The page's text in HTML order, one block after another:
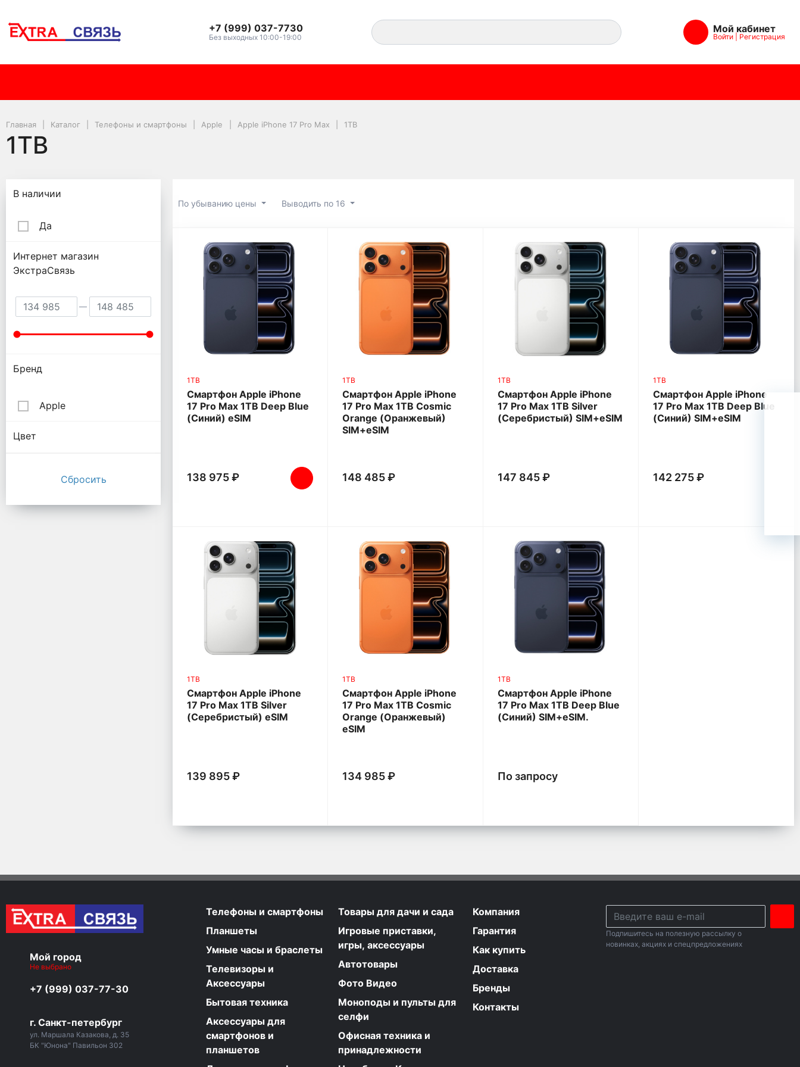
+7 (999) 037-7730
Без выходных 10:00-19:00
Мой кабинет
Войти Регистрация
Главная Каталог Телефоны и смартфоны Apple Apple iPhone 17 Pro Max 1TB
1TB
По убыванию цены Выводить по 16
1TB
Смартфон Apple iPhone
17 Pro Max 1TB Deep Blue
(Синий) eSIM
138 975 ₽
1TB
Смартфон Apple iPhone
17 Pro Max 1TB Cosmic
Orange (Оранжевый)
SIM+eSIM
148 485 ₽
1TB
Смартфон Apple iPhone
17 Pro Max 1TB Silver
(Серебристый) SIM+eSIM
147 845 ₽
1TB
Смартфон Apple iPhone
17 Pro Max 1TB Deep Blue
(Синий) SIM+eSIM
142 275 ₽
1TB
Смартфон Apple iPhone
17 Pro Max 1TB Silver
(Серебристый) eSIM
139 895 ₽
1TB
Смартфон Apple iPhone
17 Pro Max 1TB Cosmic
Orange (Оранжевый)
eSIM
134 985 ₽
1TB
Смартфон Apple iPhone
17 Pro Max 1TB Deep Blue
(Синий) SIM+eSIM.
По запросу
Подбор параметров
В наличии
Да
Интернет магазин
ЭкстраСвязь
Бренд
Apple
Цвет
Мой город
Не выбрано
+7 (999) 037-77-30
г. Санкт-петербург
ул. Маршала Казакова, д. 35
БК "Юнона" Павильон 302
Телефоны и смартфоны
Планшеты
Умные часы и браслеты
Телевизоры и
Аксессуары
Бытовая техника
Аксессуары для
смартфонов и
планшетов
Товары для дачи и сада
Игровые приставки,
игры, аксессуары
Автотовары
Фото Видео
Моноподы и пульты для
селфи
Офисная техника и
принадлежности
Компания
Гарантия
Как купить
Доставка
Бренды
Контакты
Подпишитесь на полезную рассылку о
новинках, акциях и спецпредложениях